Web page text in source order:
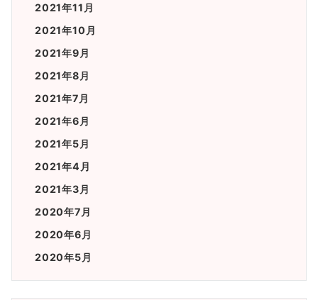
2021年11月
2021年10月
2021年9月
2021年8月
2021年7月
2021年6月
2021年5月
2021年4月
2021年3月
2020年7月
2020年6月
2020年5月